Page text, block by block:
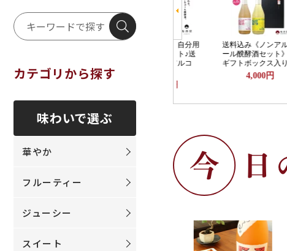
カテゴリから探す
味わいで選ぶ
華やか
フルーティー
ジューシー
スイート